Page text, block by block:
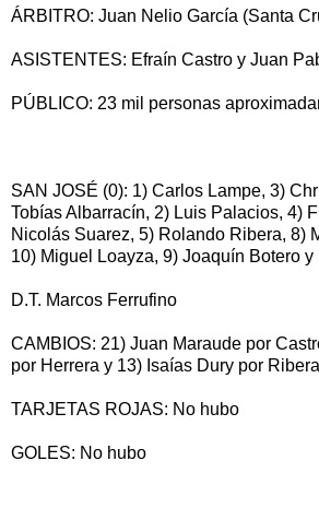
ÁRBITRO: Juan Nelio García (Santa
ASISTENTES: Efraín Castro y Juan
PÚBLICO: 23 mil personas
SAN JOSÉ (0): 1) Carlos Lampe, 3)
Tobías Albarracín, 2) Luis Palacios, 4)
Nicolás Suarez, 5) Rolando Ribera, 8)
10) Miguel Loayza, 9) Joaquín Botero
D.T. Marcos Ferrufino
CAMBIOS: 21) Juan Maraude por
por Herrera y 13) Isaías Dury por Ribera
TARJETAS ROJAS: No hubo
GOLES: No hubo